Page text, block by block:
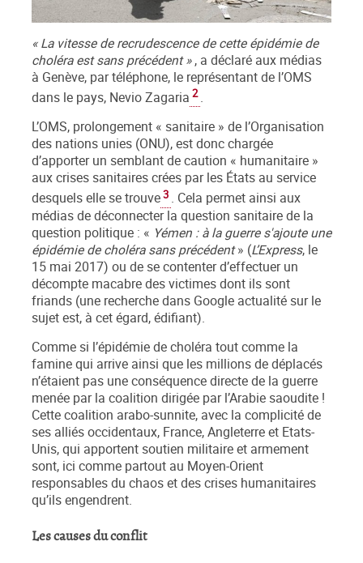
« La vitesse de recrudescence de cette épidémie de
choléra est sans précédent », a déclaré aux médias
à Genève, par téléphone, le représentant de l’OMS
dans le pays, Nevio Zagaria 2 .
L’OMS, prolongement « sanitaire » de l’Organisation
des nations unies (ONU), est donc chargée
d’apporter un semblant de caution « humanitaire »
aux crises sanitaires crées par les États au service
desquels elle se trouve3 . Cela permet ainsi aux
médias de déconnecter la question sanitaire de la
question politique : « Yémen : à la guerre s'ajoute une
épidémie de choléra sans précédent» (L’Express, le
15 mai 2017) ou de se contenter d’effectuer un
décompte macabre des victimes dont ils sont
friands (une recherche dans Google actualité sur le
sujet est, à cet égard, édifiant).
Comme si l’épidémie de choléra tout comme la
famine qui arrive ainsi que les millions de déplacés
n’étaient pas une conséquence directe de la guerre
menée par la coalition dirigée par l’Arabie saoudite !
Cette coalition arabo-sunnite, avec la complicité de
ses alliés occidentaux, France, Angleterre et Etats-
Unis, qui apportent soutien militaire et armement
sont, ici comme partout au Moyen-Orient
responsables du chaos et des crises humanitaires
qu’ils engendrent.
Les causes du conflit